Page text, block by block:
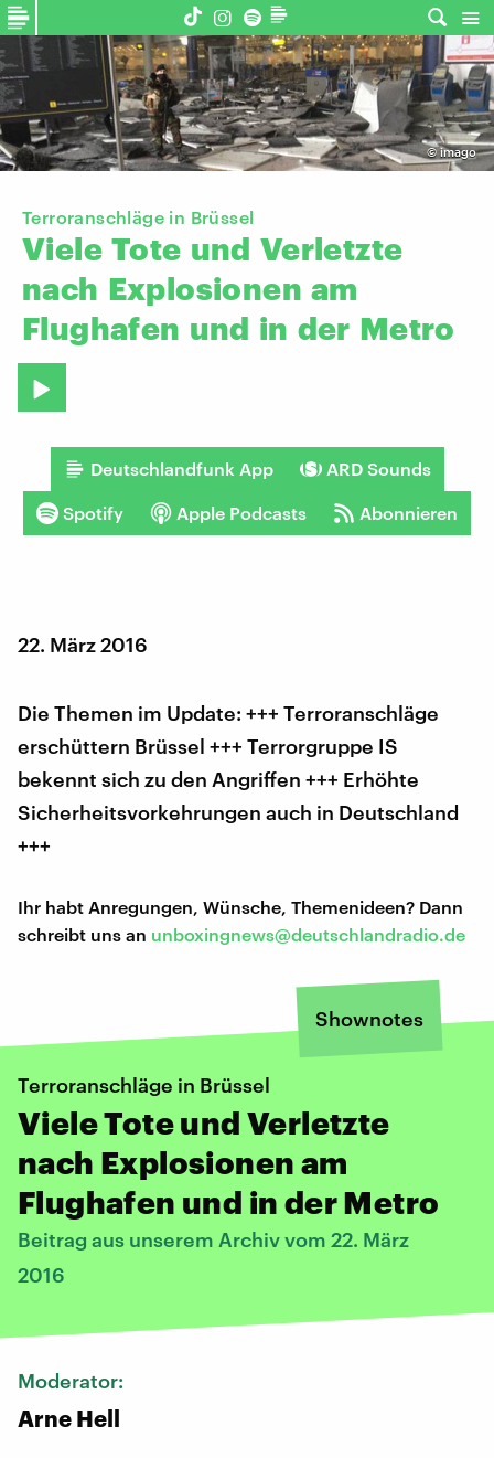
©imago
Terroranschläge in Brüssel
Viele Tote und Verletzte
nach Explosionen am
Flughafen und in der Metro
Deutschlandfunk App ARD Sounds
Spotify Apple Podcasts Abonnieren
22. März 2016
Die Themen im Update: +++ Terroranschläge
erschüttern Brüssel +++ Terrorgruppe IS
bekennt sich zu den Angriffen +++ Erhöhte
Sicherheitsvorkehrungen auch in Deutschland
+++
Ihr habt Anregungen, Wünsche, Themenideen? Dann
schreibt uns an unboxingnews@deutschlandradio.de
Shownotes
Terroranschläge in Brüssel
Viele Tote und Verletzte
nach Explosionen am
Flughafen und in der Metro
Beitrag aus unserem Archiv vom 22. März
2016
Moderator:
Arne Hell